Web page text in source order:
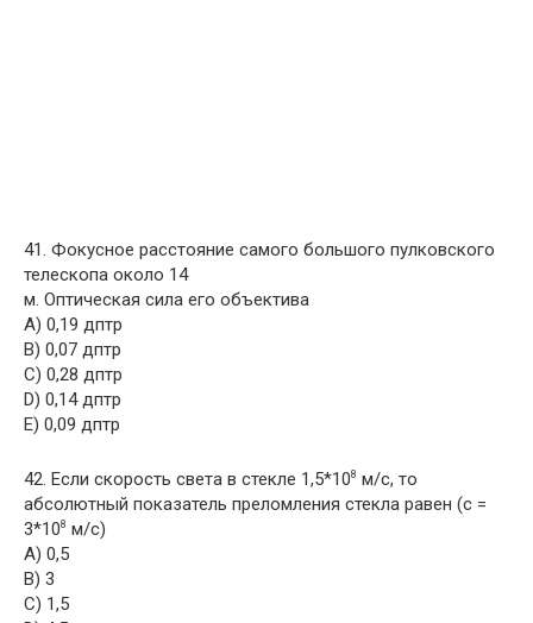
41. Фокусное расстояние самого большого пулковского
телескопа около 14
м. Оптическая сила его объектива
A) 0,19 дптр
B) 0,07 дптр
C) 0,28 дптр
D) 0,14 дптр
E) 0,09 дптр
42. Если скорость света в стекле 1,5*108 м/с, то
абсолютный показатель преломления стекла равен (с =
3*108 м/с)
A) 0,5
B) 3
C) 1,5